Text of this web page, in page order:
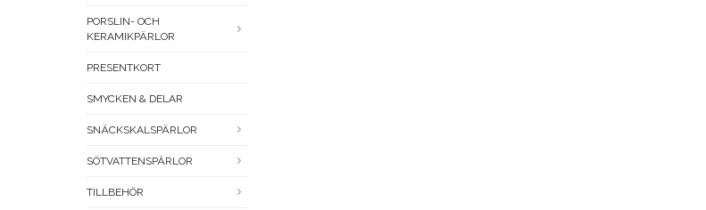
PORSLIN- OCH
KERAMIKPÄRLOR
PRESENTKORT
SMYCKEN & DELAR
SNÄCKSKALSPÄRLOR
SÖTVATTENSPÄRLOR
TILLBEHÖR